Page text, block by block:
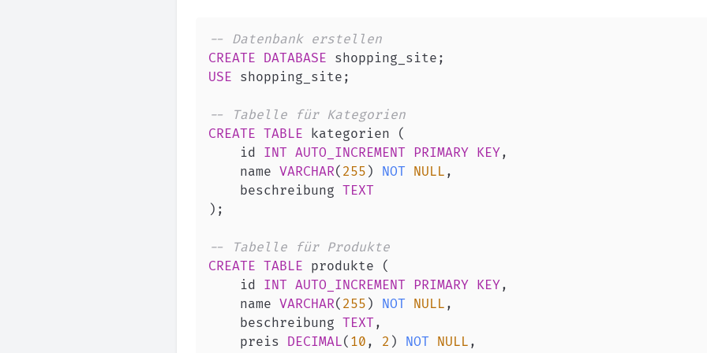
-- Datenbank erstellen
CREATE DATABASE shopping_site ;
USE shopping_site ;
-- Tabelle für Kategorien
CREATE TABLE kategorien (
    id
INT AUTO_INCREMENT PRIMARY KEY,
    name
VARCHAR( 255 ) NOT NULL ,
    beschreibung
TEXT
) ;
-- Tabelle für Produkte
CREATE TABLE produkte (
    id
INT AUTO_INCREMENT PRIMARY KEY,
    name
VARCHAR( 255 ) NOT NULL ,
    beschreibung
TEXT,
    preis
DECIMAL( 10 , 2 ) NOT NULL ,